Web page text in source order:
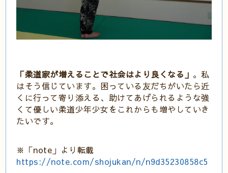
「柔道家が増えることで社会はより良くなる」 。私
はそう信じています。困っている友だちがいたら近
くに行って寄り添える、助けてあげられるような強
くて優しい柔道少年少女をこれからも増やしていき
たいです。
※「note」より転載
https://note.com/shojukan/n/n9d35230858c5